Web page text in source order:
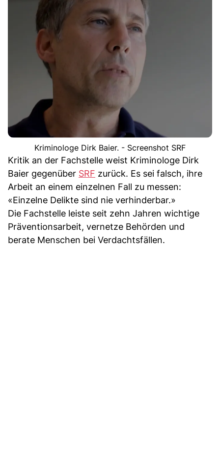
Kriminologe Dirk Baier. - Screenshot SRF
Kritik an der Fachstelle weist Kriminologe Dirk
Baier gegenüber SRF zurück. Es sei falsch, ihre
Arbeit an einem einzelnen Fall zu messen:
«Einzelne Delikte sind nie verhinderbar.»
Die Fachstelle leiste seit zehn Jahren wichtige
Präventionsarbeit, vernetze Behörden und
berate Menschen bei Verdachtsfällen.